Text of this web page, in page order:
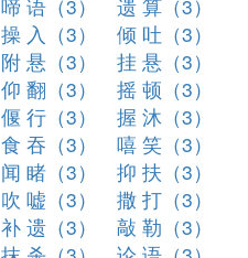
啼 语（3）
遗 算（3）
操 入（3）
倾 吐（3）
附 悬（3）
挂 悬（3）
仰 翻（3）
摇 顿（3）
偃 行（3）
握 沐（3）
食 吞（3）
嘻 笑（3）
闻 睹（3）
抑 扶（3）
吹 嘘（3）
撒 打（3）
补 遗（3）
敲 勒（3）